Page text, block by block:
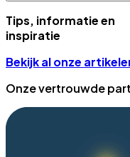
Tips, informatie en
inspiratie
Bekijk al onze
Onze vertrouwde